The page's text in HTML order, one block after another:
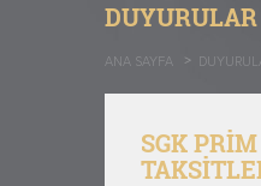
DUYURULAR
ANA SAYFA
SGK